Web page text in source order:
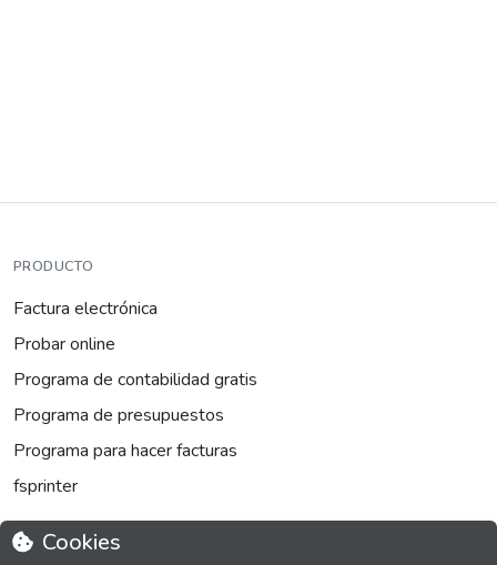
Cookies
PRODUCTO
Factura electrónica
Probar online
Programa de contabilidad gratis
Programa de presupuestos
Programa para hacer facturas
fsprinter